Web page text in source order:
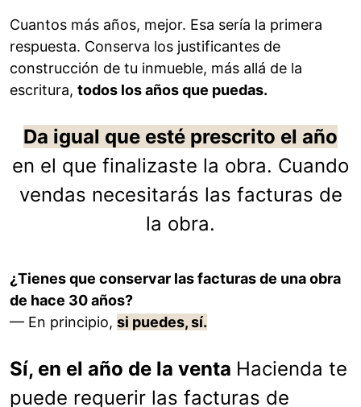
Cuantos más años, mejor. Esa sería la primera
respuesta. Conserva los justificantes de
construcción de tu inmueble, más allá de la
escritura, todos los años que puedas.
Da igual que esté prescrito el año
en el que finalizaste la obra. Cuando
vendas necesitarás las facturas de
la obra.
¿Tienes que conservar las facturas de una obra
de hace 30 años?
— En principio, si puedes, sí.
Sí, en el año de la venta Hacienda te
puede requerir las facturas de